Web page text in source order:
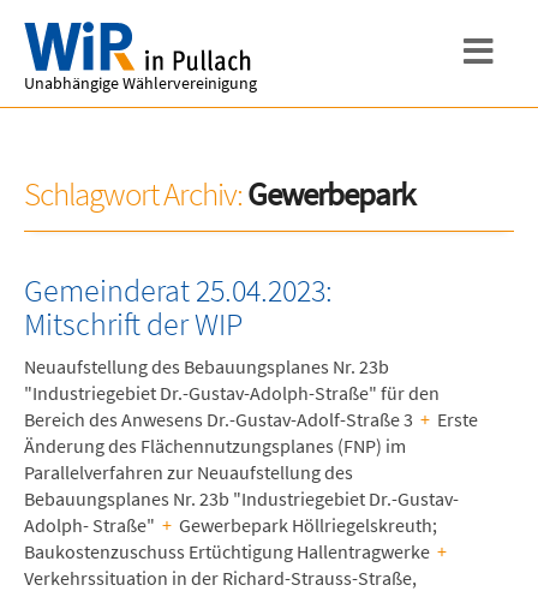
Unabhängige Wählervereinigung
Schlagwort Archiv:Gewerbepark
Gemeinderat 25.04.2023:
Mitschrift der WIP
Neuaufstellung des Bebauungsplanes Nr. 23b
"Industriegebiet Dr.-Gustav-Adolph-Straße" für den
Bereich des Anwesens Dr.-Gustav-Adolf-Straße 3 + Erste
Änderung des Flächennutzungsplanes (FNP) im
Parallelverfahren zur Neuaufstellung des
Bebauungsplanes Nr. 23b "Industriegebiet Dr.-Gustav-
Adolph- Straße" + Gewerbepark Höllriegelskreuth;
Baukostenzuschuss Ertüchtigung Hallentragwerke +
Verkehrssituation in der Richard-Strauss-Straße,